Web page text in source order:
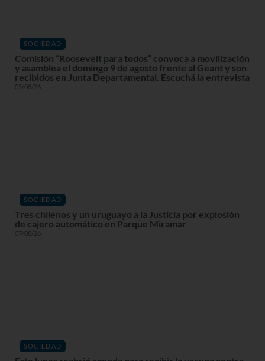
SOCIEDAD
Comisión “Roosevelt para todos” convoca a movilización
y asamblea el domingo 9 de agosto frente al Geant y son
recibidos en Junta Departamental. Escuchá la entrevista
05/08/26
SOCIEDAD
Tres chilenos y un uruguayo a la Justicia por explosión
de cajero automático en Parque Miramar
07/08/26
SOCIEDAD